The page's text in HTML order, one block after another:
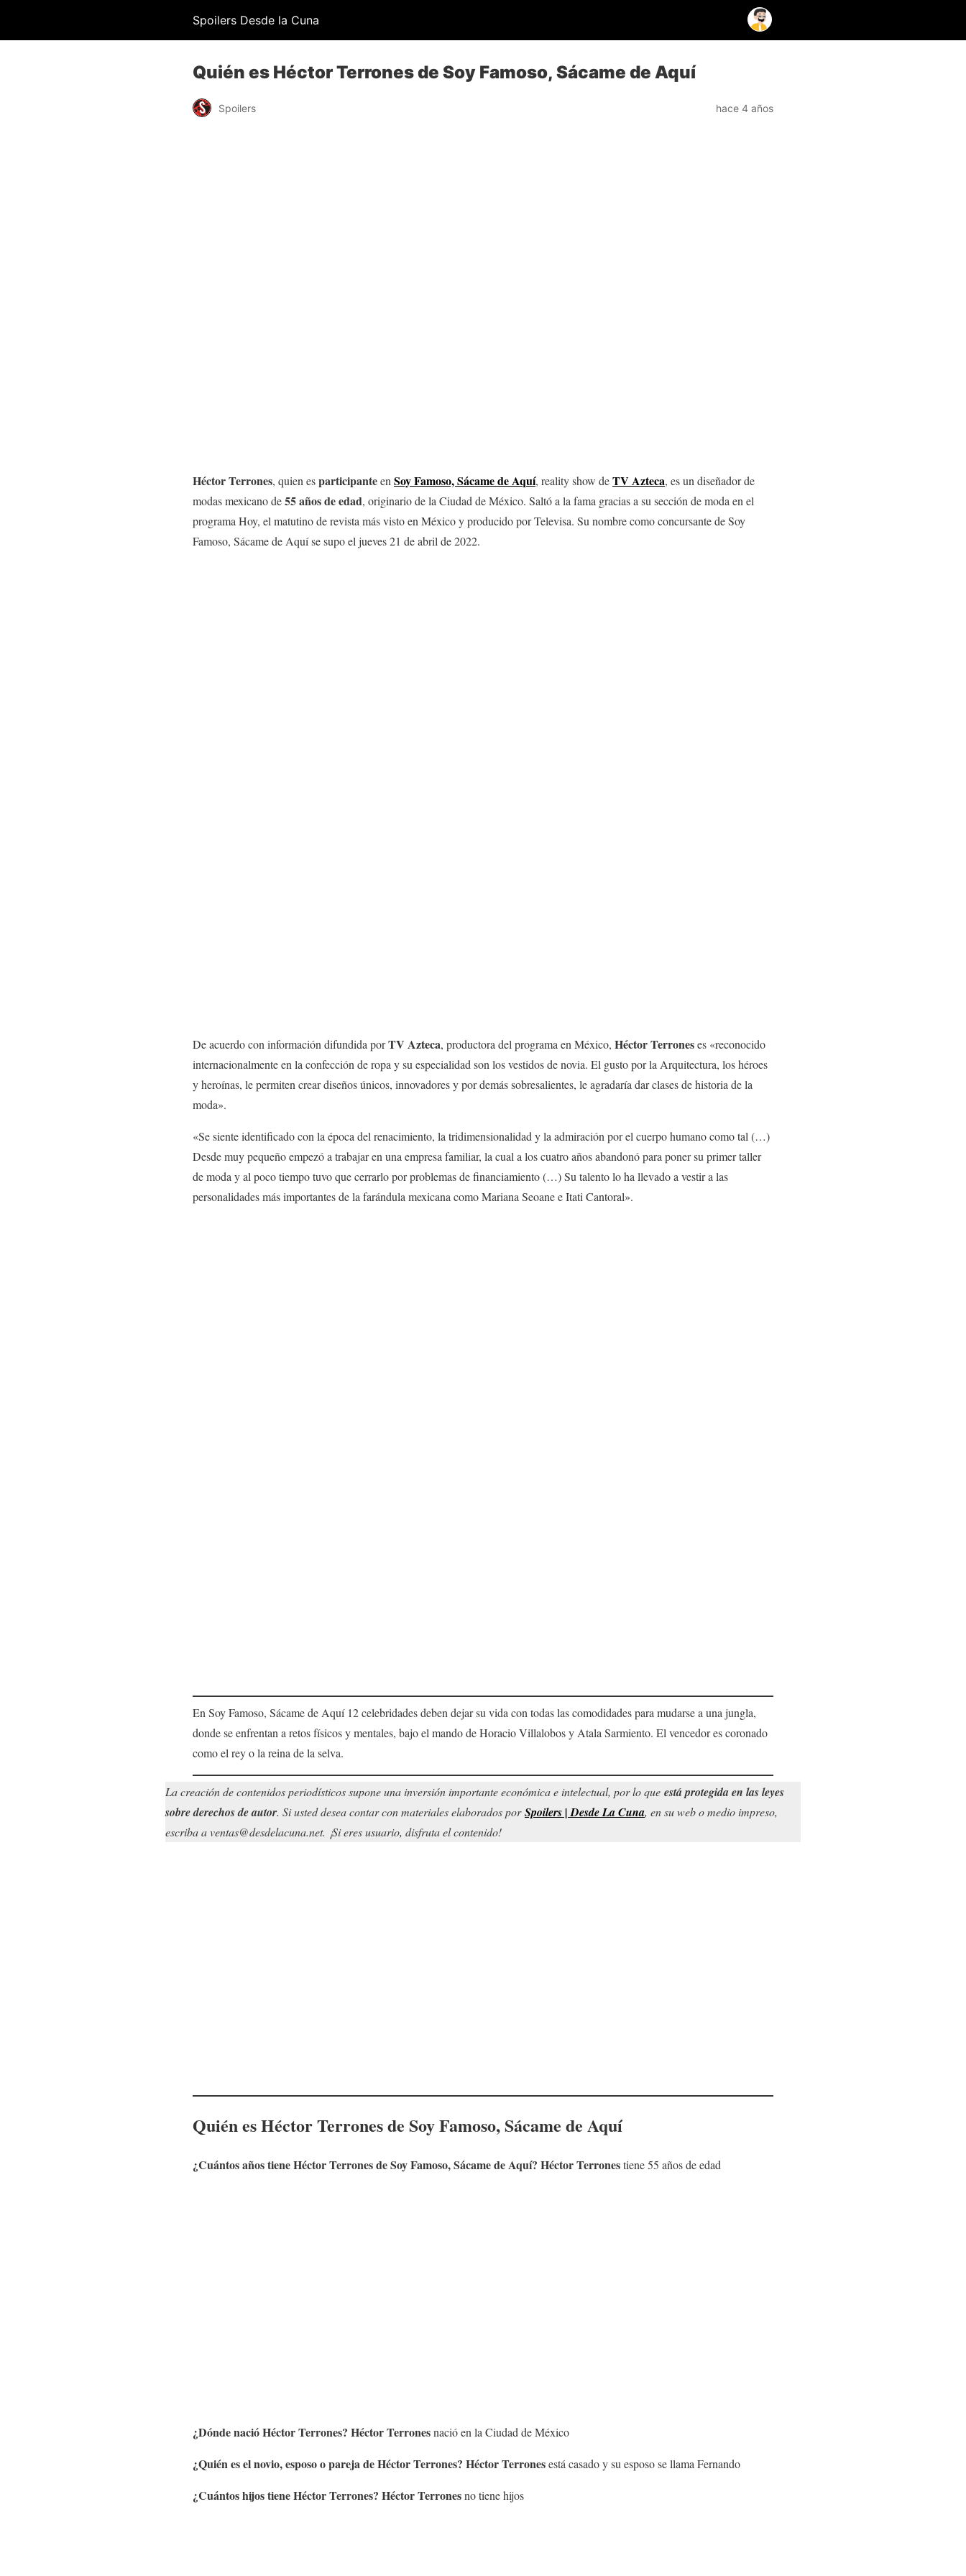
Spoilers Desde la Cuna
Quién es Héctor Terrones de Soy Famoso, Sácame de Aquí
Spoilers hace 4 años
Héctor Terrones, quien esparticipanteen Soy Famoso, Sácame de Aquí, reality show deTV Azteca, es un diseñador de
modas mexicano de55 años de edad, originario de la Ciudad de México. Saltó a la fama gracias a su sección de moda en el
programa Hoy, el matutino de revista más visto en México y producido por Televisa. Su nombre como concursante de Soy
Famoso, Sácame de Aquí se supo el jueves 21 de abril de 2022.
De acuerdo con información difundida porTV Azteca, productora del programa en México, Héctor Terroneses «reconocido
internacionalmente en la confección de ropa y su especialidad son los vestidos de novia. El gusto por la Arquitectura, los héroes
y heroínas, le permiten crear diseños únicos, innovadores y por demás sobresalientes, le agradaría dar clases de historia de la
moda».
«Se siente identificado con la época del renacimiento, la tridimensionalidad y la admiración por el cuerpo humano como tal (…)
Desde muy pequeño empezó a trabajar en una empresa familiar, la cual a los cuatro años abandonó para poner su primer taller
de moda y al poco tiempo tuvo que cerrarlo por problemas de financiamiento (…) Su talento lo ha llevado a vestir a las
personalidades más importantes de la farándula mexicana como Mariana Seoane e Itati Cantoral».
En Soy Famoso, Sácame de Aquí 12 celebridades deben dejar su vida con todas las comodidades para mudarse a una jungla,
donde se enfrentan a retos físicos y mentales, bajo el mando de Horacio Villalobos y Atala Sarmiento. El vencedor es coronado
como el rey o la reina de la selva.
La creación de contenidos periodísticos supone una inversión importante económica e intelectual, por lo que está protegida en las leyes
sobre derechos de autor. Si usted desea contar con materiales elaborados porSpoilers | Desde La Cuna, en su web o medio impreso,
escriba a ventas@desdelacuna.net. ¡Si eres usuario, disfruta el contenido!
Quién esHéctor Terronesde Soy Famoso, Sácame de Aquí
¿Cuántos años tieneHéctor Terronesde Soy Famoso, Sácame de Aquí? Héctor Terronestiene 55 años de edad
¿Dónde nacióHéctor Terrones? Héctor Terronesnació en la Ciudad de México
¿Quién es el novio, esposo o pareja deHéctor Terrones? Héctor Terronesestá casado y su esposo se llama Fernando
¿Cuántos hijos tieneHéctor Terrones? Héctor Terronesno tiene hijos